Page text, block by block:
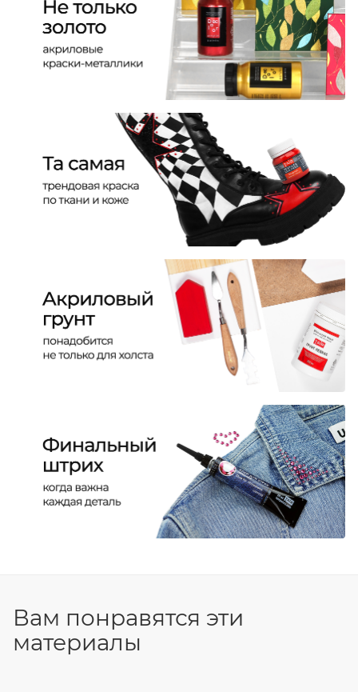
Вам понравятся эти
материалы